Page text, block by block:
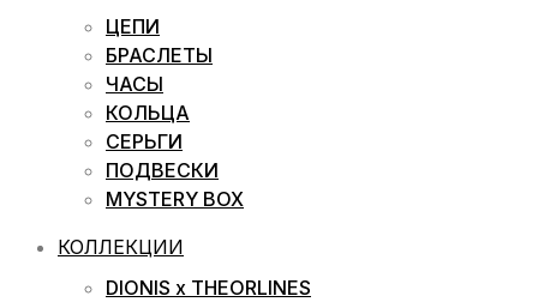
ЦЕПИ
БРАСЛЕТЫ
ЧАСЫ
КОЛЬЦА
СЕРЬГИ
ПОДВЕСКИ
MYSTERY BOX
КОЛЛЕКЦИИ
DIONIS x THEORLINES